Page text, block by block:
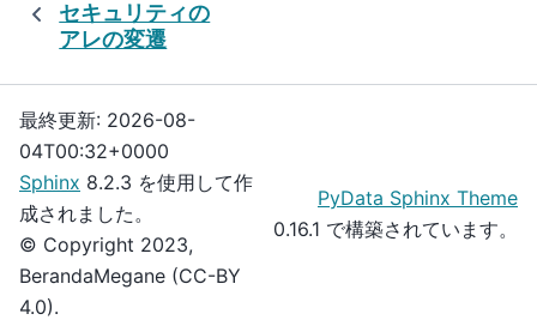
セキュリティの
アレの変遷
最終更新: 2026-08-
04T00:32+0000
Sphinx 8.2.3 を使用して作
成されました。
© Copyright 2023,
BerandaMegane (CC-BY
4.0).
PyData Sphinx Theme
0.16.1 で構築されています。